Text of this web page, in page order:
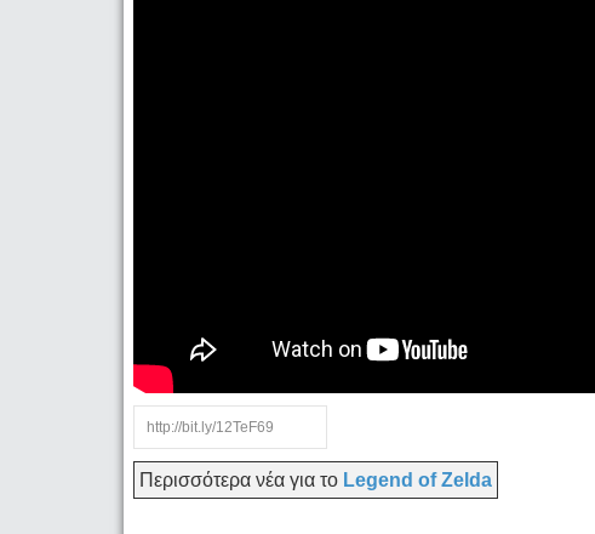
Περισσότερα νέα για το Legend of Zelda